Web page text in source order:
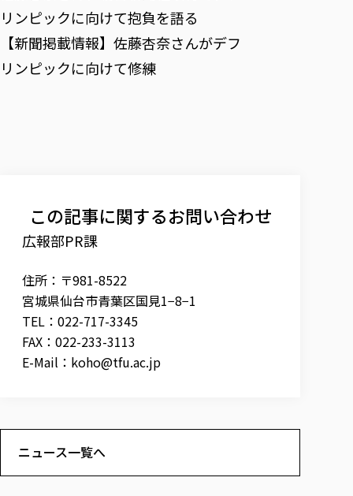
リンピックに向けて抱負を語る
【新聞掲載情報】佐藤杏奈さんがデフ
リンピックに向けて修練
この記事に関するお問い合わせ
広報部PR課
住所：〒981-8522
宮城県仙台市青葉区国見1−8−1
TEL：022-717-3345
FAX：022-233-3113
E-Mail： koho@tfu.ac.jp
ニュース一覧へ